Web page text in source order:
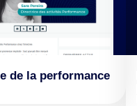
de la performance